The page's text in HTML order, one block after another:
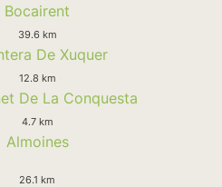
Bocairent
39.6 km
De Xuquer
12.8 km
De La Conquesta
4.7 km
Almoines
26.1 km